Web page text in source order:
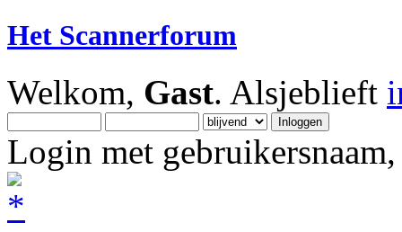
Het Scannerforum
Welkom, Gast. Alsjeblieft
Login met